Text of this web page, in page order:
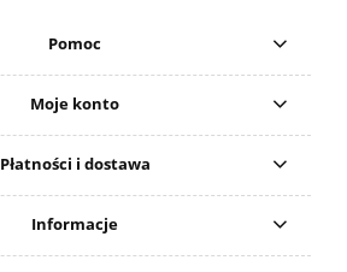
Pomoc
Moje konto
Płatności i dostawa
Informacje